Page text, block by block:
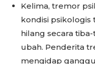
Kelima, tremor
kondisi
hilang secara
ubah. Penderita
mengidap